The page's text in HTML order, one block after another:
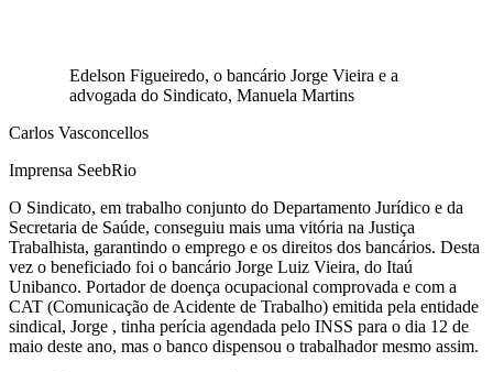
Edelson Figueiredo, o bancário Jorge Vieira e a
advogada do Sindicato, Manuela Martins
Carlos Vasconcellos
Imprensa SeebRio
O Sindicato, em trabalho conjunto do Departamento Jurídico e da
Secretaria de Saúde, conseguiu mais uma vitória na Justiça
Trabalhista, garantindo o emprego e os direitos dos bancários. Desta
vez o beneficiado foi o bancário Jorge Luiz Vieira, do Itaú
Unibanco. Portador de doença ocupacional comprovada e com a
CAT (Comunicação de Acidente de Trabalho) emitida pela entidade
sindical, Jorge , tinha perícia agendada pelo INSS para o dia 12 de
maio deste ano, mas o banco dispensou o trabalhador mesmo assim.